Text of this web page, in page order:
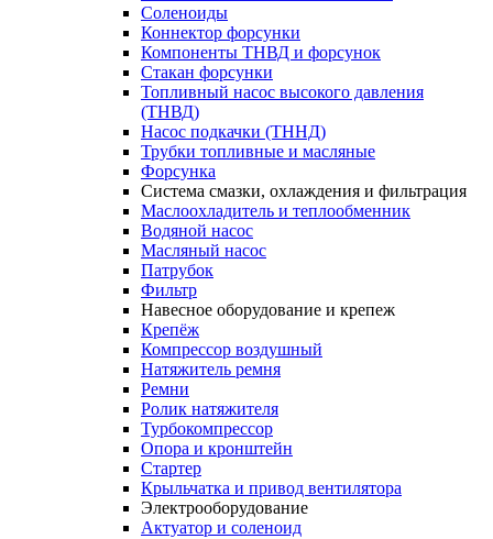
Соленоиды
Коннектор форсунки
Компоненты ТНВД и форсунок
Стакан форсунки
Топливный насос высокого давления
(ТНВД)
Насос подкачки (ТННД)
Трубки топливные и масляные
Форсунка
Система смазки, охлаждения и фильтрация
Маслоохладитель и теплообменник
Водяной насос
Масляный насос
Патрубок
Фильтр
Навесное оборудование и крепеж
Крепёж
Компрессор воздушный
Натяжитель ремня
Ремни
Ролик натяжителя
Турбокомпрессор
Опора и кронштейн
Стартер
Крыльчатка и привод вентилятора
Электрооборудование
Актуатор и соленоид